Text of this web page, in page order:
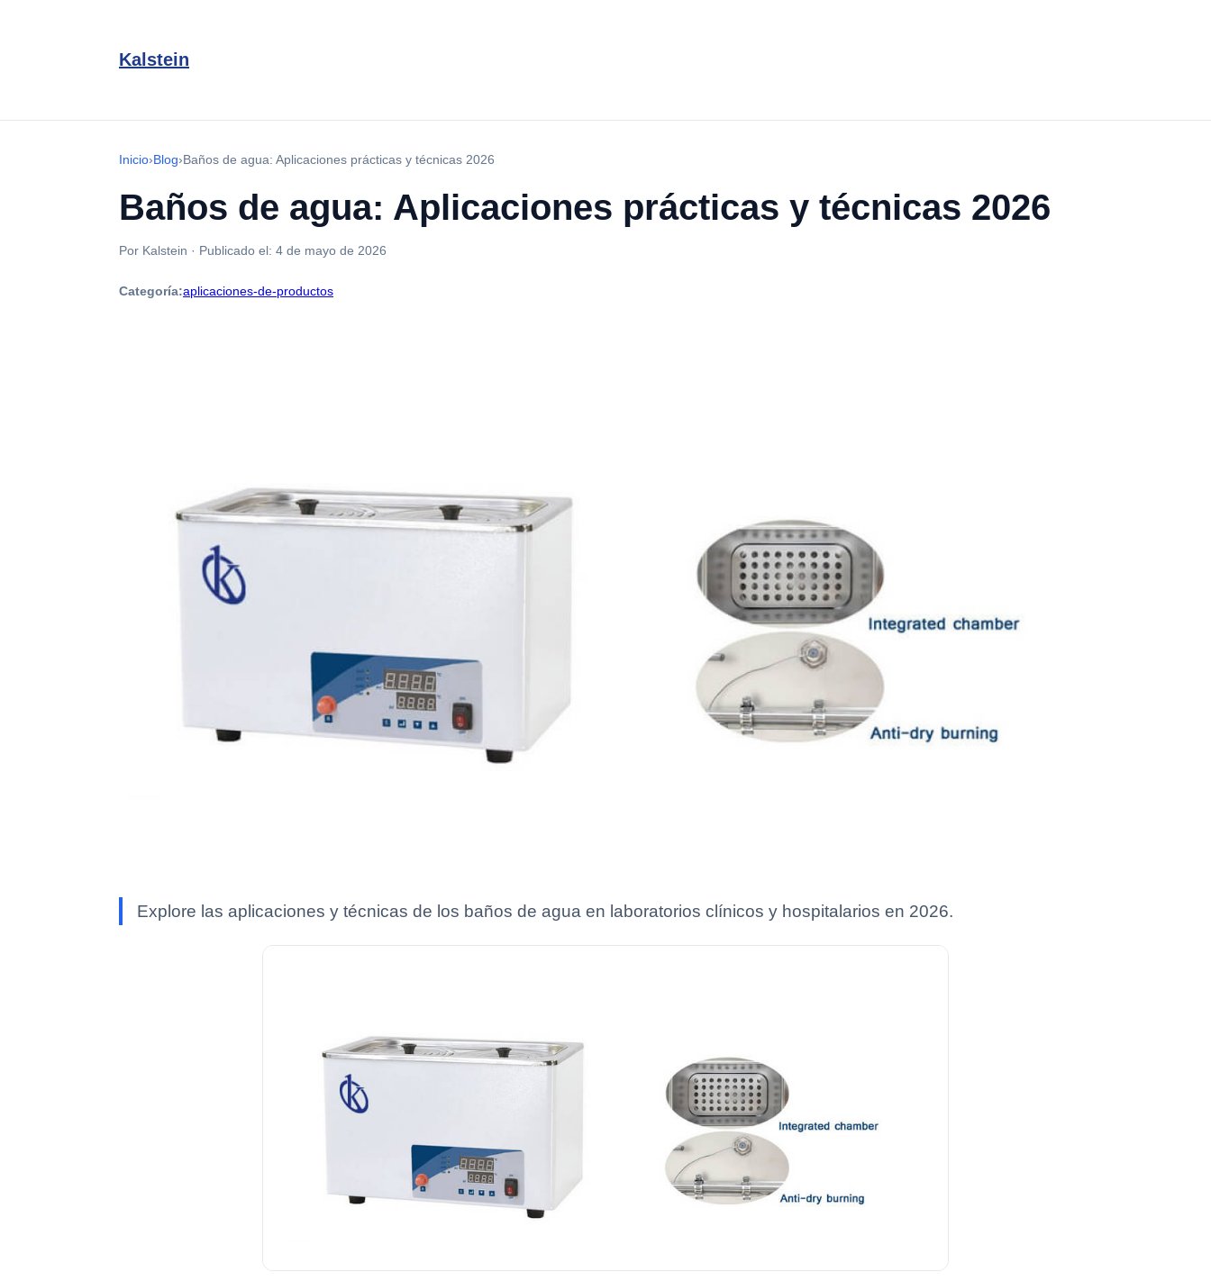
Kalstein
Inicio›Blog›Baños de agua: Aplicaciones prácticas y técnicas 2026
Baños de agua: Aplicaciones prácticas y técnicas 2026
Por Kalstein · Publicado el: 4 de mayo de 2026
Categoría:aplicaciones-de-productos
Explore las aplicaciones y técnicas de los baños de agua en laboratorios clínicos y hospitalarios en 2026.